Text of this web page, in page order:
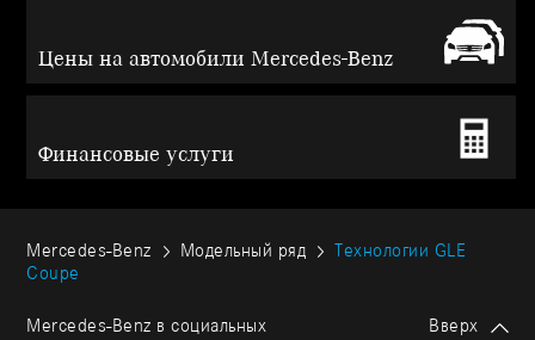
Цены на автомобили Mercedes-Benz
Финансовые услуги
Mercedes-Benz Модельный ряд
Технологии GLE
Coupe
Mercedes-Benz в социальных
Вверх